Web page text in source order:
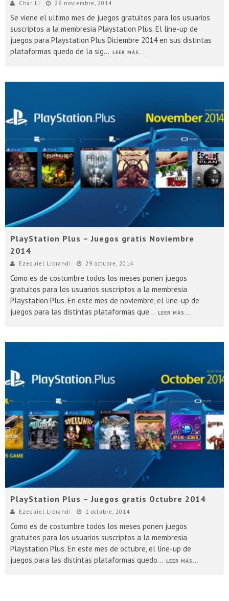
Char Li 26 noviembre, 2014
Se viene el ultimo mes de juegos gratuitos para los usuarios
suscriptos a la membresia Playstation Plus. El line-up de
juegos para Playstation Plus Diciembre 2014 en sus distintas
plataformas quedo de la sig... LEER MÁS...
PlayStation Plus – Juegos gratis Noviembre
2014
Ezequiel Librandi 29 octubre, 2014
Como es de costumbre todos los meses ponen juegos
gratuitos para los usuarios suscriptos a la membresia
Playstation Plus. En este mes de noviembre, el line-up de
juegos para las distintas plataformas que... LEER MÁS...
PlayStation Plus – Juegos gratis Octubre 2014
Ezequiel Librandi 1 octubre, 2014
Como es de costumbre todos los meses ponen juegos
gratuitos para los usuarios suscriptos a la membresia
Playstation Plus. En este mes de octubre, el line-up de
juegos para las distintas plataformas quedo... LEER MÁS...